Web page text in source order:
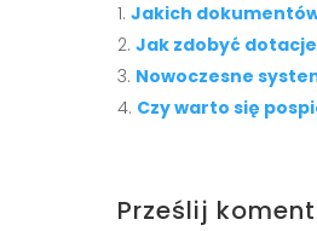
Jakich
Jak zdobyć
Nowoczesne
Czy warto się
Prześlij